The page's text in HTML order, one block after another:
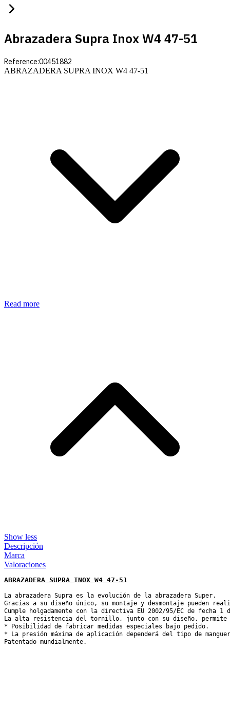
Abrazadera Supra Inox W4 47-51
Reference:00451882
ABRAZADERA SUPRA INOX W4 47-51
Read more
Show less
Descripción
Marca
Valoraciones
ABRAZADERA SUPRA INOX W4 47-51
La abrazadera Supra es la evolución de la abrazadera Super.
Gracias a su diseño único, su montaje y desmontaje pueden
Cumple holgadamente con la directiva EU 2002/95/EC de fecha
La alta resistencia del tornillo, junto con su diseño, permite
* Posibilidad de fabricar medidas especiales bajo pedido.
* La presión máxima de aplicación dependerá del tipo de
Patentado mundialmente.